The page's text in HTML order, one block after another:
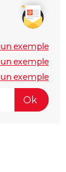
un exemple
un exemple
un exemple